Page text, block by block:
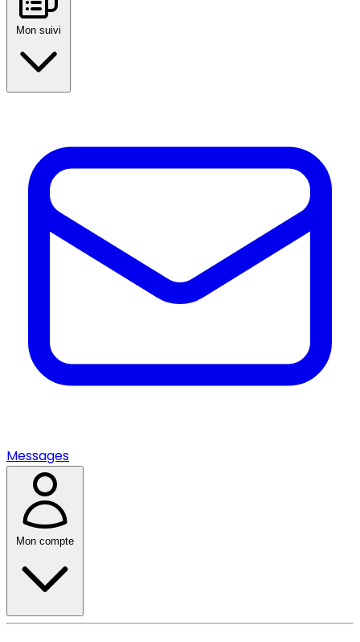
Mon suivi
Messages
Mon compte